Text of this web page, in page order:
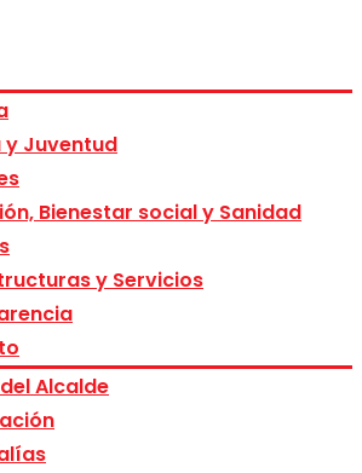
y Juventud
Bienestar social y Sanidad
y Servicios
Alcalde